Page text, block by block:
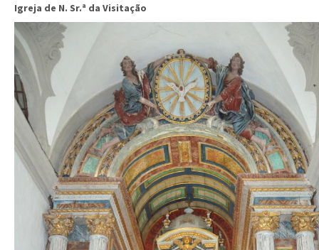
Igreja de N. Sr.ª da Visitação